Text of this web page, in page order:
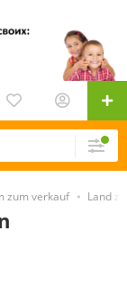
zum verkauf Land